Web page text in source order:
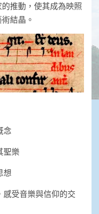
推動，使其成為映照
結晶。
念
聖樂
想
受音樂與信仰的交